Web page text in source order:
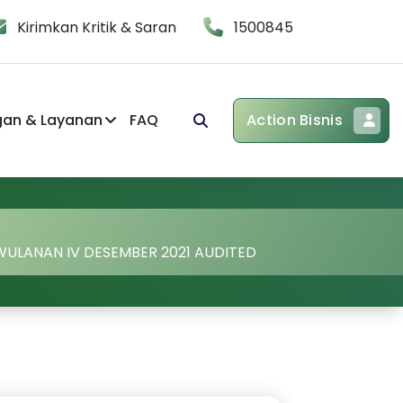
Kirimkan Kritik & Saran 1500845
& Layanan FAQ Action Bisnis
IV DESEMBER 2021 AUDITED